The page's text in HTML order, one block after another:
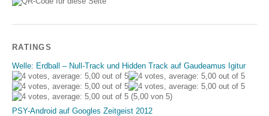
RATINGS
Welle: Erdball – Null-Track und Hidden Track auf Gaudeamus Igitur
(5,00 von 5)
PSY-Android auf Googles Zeitgeist 2012